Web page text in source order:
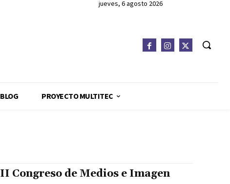
jueves, 6 agosto 2026
BLOG PROYECTO MULTITEC
Congreso de Medios e Imagen